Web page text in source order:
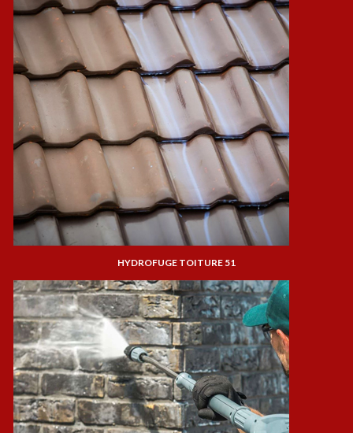
HYDROFUGE TOITURE 51